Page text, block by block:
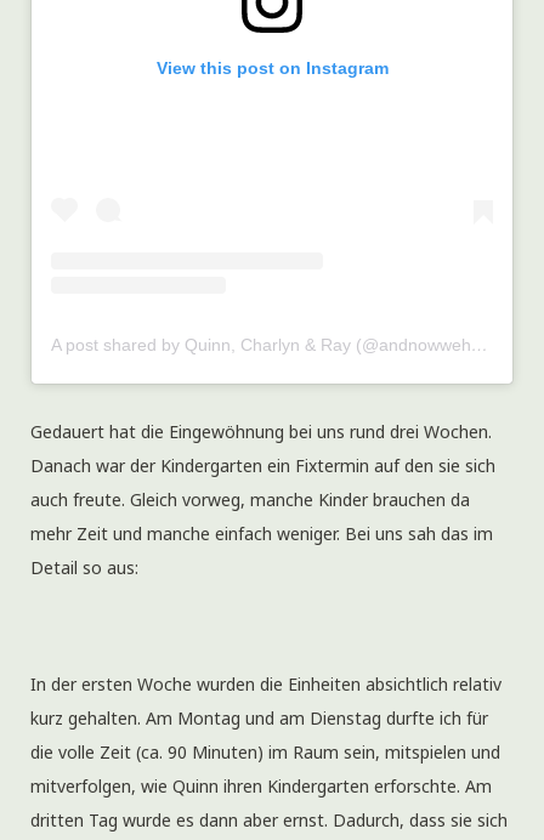
View this post on Instagram
A post shared by Quinn, Charlyn & Ray (@andnowwehavekids)
Gedauert hat die Eingewöhnung bei uns rund drei Wochen.
Danach war der Kindergarten ein Fixtermin auf den sie sich
auch freute. Gleich vorweg, manche Kinder brauchen da
mehr Zeit und manche einfach weniger. Bei uns sah das im
Detail so aus:
In der ersten Woche wurden die Einheiten absichtlich relativ
kurz gehalten. Am Montag und am Dienstag durfte ich für
die volle Zeit (ca. 90 Minuten) im Raum sein, mitspielen und
mitverfolgen, wie Quinn ihren Kindergarten erforschte. Am
dritten Tag wurde es dann aber ernst. Dadurch, dass sie sich